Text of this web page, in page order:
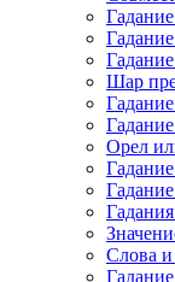
Шар
Орел
Слова